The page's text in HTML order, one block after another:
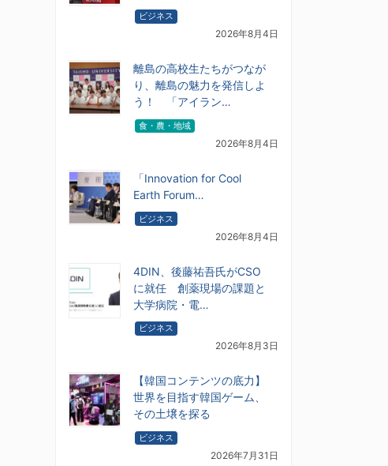
ビジネス
2026年8月4日
離島の高校生たちがつなが
り、離島の魅力を発信しよ
う！ 「アイラン…
食・農・地域
2026年8月4日
「Innovation for Cool
Earth Forum…
ビジネス
2026年8月4日
4DIN、後藤祐吾氏がCSO
に就任 創薬現場の課題と
大学病院・電…
ビジネス
2026年8月3日
【韓国コンテンツの底力】
世界を目指す韓国ゲーム、
その土壌を探る
ビジネス
2026年7月31日